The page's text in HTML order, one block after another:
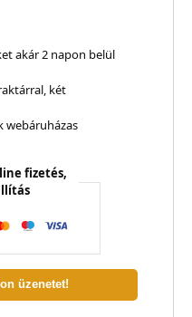
akár 2 napon belül
két
webáruházas
fizetés,
üzenetet!